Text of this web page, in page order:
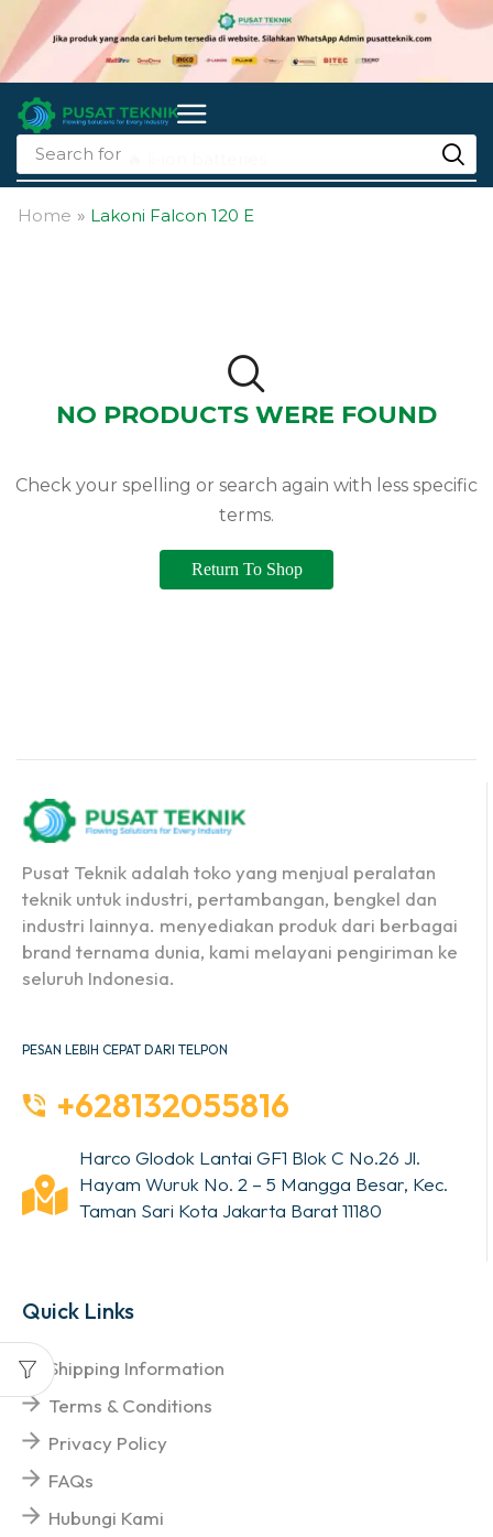
Search for
Home » Lakoni Falcon 120 E
NO PRODUCTS WERE FOUND
Check your spelling or search again with less specific
terms.
Return To Shop
Pusat Teknik adalah toko yang menjual peralatan
teknik untuk industri, pertambangan, bengkel dan
industri lainnya. menyediakan produk dari berbagai
brand ternama dunia, kami melayani pengiriman ke
seluruh Indonesia.
PESAN LEBIH CEPAT DARI TELPON
+628132055816
Harco Glodok Lantai GF1 Blok C No.26 Jl.
Hayam Wuruk No. 2 – 5 Mangga Besar, Kec.
Taman Sari Kota Jakarta Barat 11180
Quick Links
Shipping Information
Terms & Conditions
Privacy Policy
FAQs
Hubungi Kami